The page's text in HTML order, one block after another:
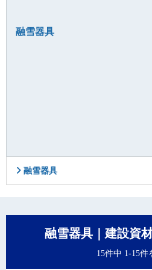
融雪器具
融雪器具
融雪器具｜建設資
15件中 1-15件